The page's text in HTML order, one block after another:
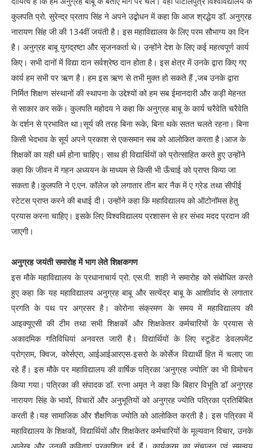
कुलपति प्रो. सुरेन्द्र प्रताप सिंह ने अपने उद्बोधन में कहा कि आज श्रद्धेय डॉ. अनुग्रह
नारायण सिंह जी की 134वीं जयंती है। इस महाविद्यालय के लिए परम सौभाग्य का दिन
है। अनुग्रह बाबू युगद्रष्टा और सृजनकर्ता थे। उन्होंने देश के लिए कई महत्वपूर्ण कार्य
किए। सभी दानों में विद्या दान सर्वश्रेष्ठ दान होता है। इस क्षेत्र में उनके द्वारा किए गए
कार्य हम सभी पर ऋण है। हम इस ऋण से तभी मुक्त हो सकते हैं ,जब उनके द्वारा
निर्मित शिक्षण संस्थानों की स्थापना के उद्देश्यों को हम सब ईमानदारी और कड़ी मेहनत
से साकार कर सकें। कुलपति महोदय ने कहा कि अनुग्रह बाबू के कार्य चरैवेति चरैवेति
के दर्शन से प्रभावित था।सूर्य की तरह बिना रूके, बिना थके सतत चलते रहना। बिना
किसी भेदभाव के सूर्य अपने प्रकाश से एकसमान सब को आलोकित करता है।आज के
शिक्षकों का यही धर्म होना चाहिए। साथ ही विद्यार्थियों को प्रोत्साहित करते हुए उन्होंने
कहा कि जीवन में गहन अध्ययन के माध्यम से किसी भी ऊँचाई को प्राप्त किया जा
सकता है।कुलपति ने ए.एन. कॉलेज को लगातार तीन बार नैक में ए ग्रेड तथा सीपीई
स्टेटस प्राप्त करने की बधाई दी। उन्होंने कहा कि महाविद्यालय को ऑटोनॉमस हेतु
प्रयास करना चाहिए। इसके लिए विश्वविद्यालय प्रशासन से हर संभव मदद प्रदान की
जाएगी।
अनुग्रह जयंती समारोह में भाग लेते शिक्षकगण
इस मौके महाविद्यालय के प्रधानाचार्य प्रो. एस.पी. शाही ने समारोह को संबोधित करते
हुए कहा कि यह महाविद्यालय अनुग्रह बाबू और सत्येंद्र बाबू के आशीर्वाद से लगातार
प्रगति के पथ पर अग्रसर है। कोरोना संक्रमण के समय में महाविद्यालय की
आइक्यूएसी की टीम तथा सभी शिक्षकों और शिक्षकेतर कर्मचारियों के प्रयास से
अकादमिक गतिविधियां अनवरत जारी है। विद्यार्थियों के लिए स्टूडेंट डेवलपमेंट
प्रोग्राम, क्विज, कोर्सएरा, आईआईआरएस-इसरो के कोर्सेज विद्यार्थी हित में चलाए जा
रहे हैं। इस मौके पर महाविद्यालय की वार्षिक पत्रिका ‘अनुग्रह ज्योति’ का भी विमोचन
किया गया। पत्रिका की संपादक डॉ. रत्ना अमृत ने कहा कि बिहार विभूति डॉ अनुग्रह
नारायण सिंह के भावों, विचारों और अनुभूतियों को अनुग्रह ज्योति पत्रिका प्रतिबिंबित
करती है।यह सामाजिक और शैक्षणिक ज्योति को आलोकित करती है। इस पत्रिका में
महाविद्यालय के शिक्षकों, विद्यार्थियों और शिक्षकेतर कर्मचारियों के मूल्यवान विचार, उनके